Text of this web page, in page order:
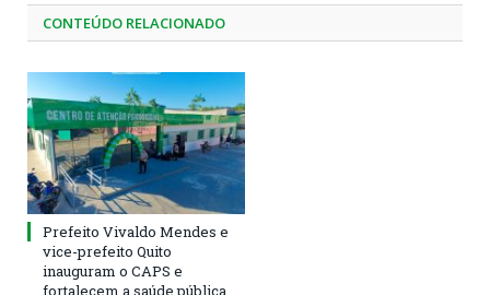
CONTEÚDO RELACIONADO
Prefeito Vivaldo Mendes e
vice-prefeito Quito
inauguram o CAPS e
fortalecem a saúde pública